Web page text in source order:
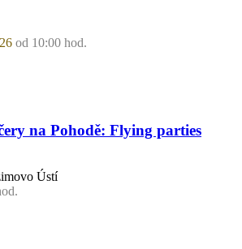
od 10:00 hod.
na Pohodě: Flying parties
Ústí